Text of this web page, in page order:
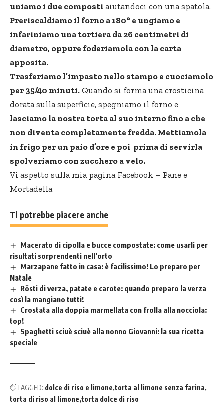
uniamo i due composti aiutandoci con una spatola.
Preriscaldiamo il forno a 180° e ungiamo e
infariniamo una tortiera da 26 centimetri di
diametro, oppure foderiamola con la carta
apposita.
Trasferiamo l’impasto nello stampo e cuociamolo
per 35/40 minuti. Quando si forma una crosticina
dorata sulla superficie, spegniamo il forno e
lasciamo la nostra torta al suo interno fino a che
non diventa completamente fredda. Mettiamola
in frigo per un paio d’ore e poi prima di servirla
spolveriamo con zucchero a velo.
Vi aspetto sulla mia pagina Facebook – Pane e
Mortadella
Ti potrebbe piacere anche
Macerato di cipolla e bucce compostate: come usarli per
risultati sorprendenti nell’orto
Marzapane fatto in casa: è facilissimo! Lo preparo per
Natale
Rösti di verza, patate e carote: quando preparo la verza
così la mangiano tutti!
Crostata alla doppia marmellata con frolla alla nocciola:
top!
Spaghetti sciuè sciuè alla nonno Giovanni: la sua ricetta
speciale
TAGGED: dolce di riso e limone torta al limone senza farina
torta di riso al limone torta dolce di riso